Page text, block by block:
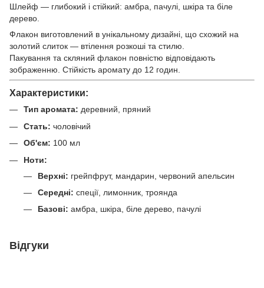
Шлейф — глибокий і стійкий: амбра, пачулі, шкіра та біле
дерево.
Флакон виготовлений в унікальному дизайні, що схожий на
золотий слиток — втілення розкоші та стилю.
Пакування та скляний флакон повністю відповідають
зображенню. Стійкість аромату до 12 годин.
Характеристики:
Тип аромата: деревний, пряний
Стать: чоловічий
Об'єм: 100 мл
Ноти:
Верхні: грейпфрут, мандарин, червоний апельсин
Середні: спеції, лимонник, троянда
Базові: амбра, шкіра, біле дерево, пачулі
Відгуки